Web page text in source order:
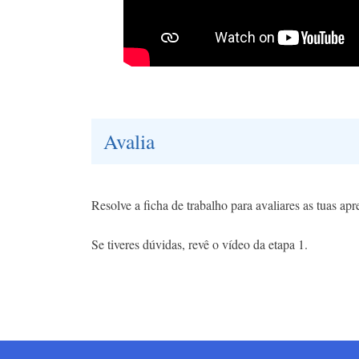
Avalia
Resolve a ficha de trabalho para avaliares as tuas
Se tiveres dúvidas, revê o vídeo da etapa 1.